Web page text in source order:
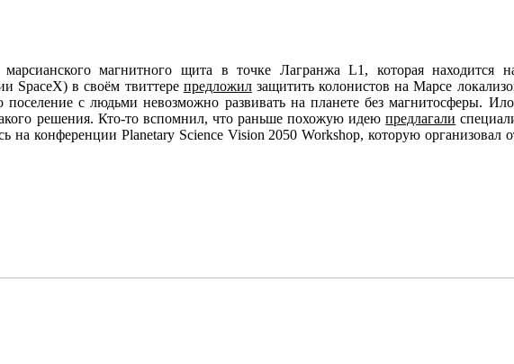
магнитного щита в точке Лагранжа L1, которая находится
SpaceX) в своём твиттере предложилзащитить колонистов на Марсе
с людьми невозможно развивать на планете без магнитосферы.
решения. Кто-то вспомнил, что раньше похожую идеюпредлагали
на конференции Planetary Science Vision 2050 Workshop, которую организовал